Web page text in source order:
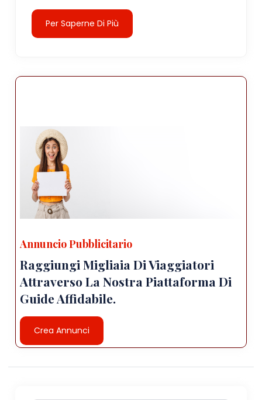
Per Saperne Di Più
Annuncio Pubblicitario
Raggiungi Migliaia Di Viaggiatori
Attraverso La Nostra Piattaforma Di
Guide Affidabile.
Crea Annunci